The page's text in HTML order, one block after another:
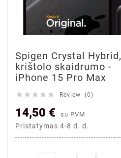
Spigen Crystal Hybrid,
krištolo skaidrumo -
iPhone 15 Pro Max
     Review (0)
14,50 € su PVM
Pristatymas 4-8 d. d.